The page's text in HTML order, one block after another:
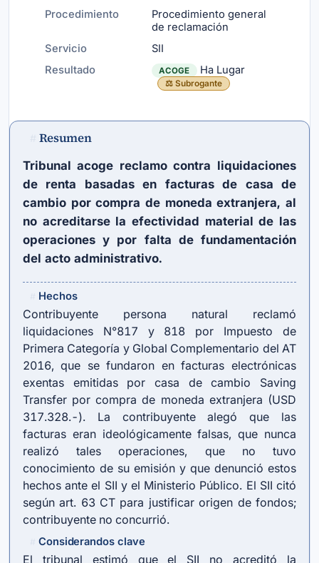
Procedimiento
Procedimiento general
de reclamación
Servicio
SII
Resultado
ACOGE Ha Lugar
⚖️ Subrogante
Resumen
Tribunal acoge reclamo contra liquidaciones
de renta basadas en facturas de casa de
cambio por compra de moneda extranjera, al
no acreditarse la efectividad material de las
operaciones y por falta de fundamentación
del acto administrativo.
Hechos
Contribuyente persona natural reclamó
liquidaciones N°817 y 818 por Impuesto de
Primera Categoría y Global Complementario del AT
2016, que se fundaron en facturas electrónicas
exentas emitidas por casa de cambio Saving
Transfer por compra de moneda extranjera (USD
317.328.-). La contribuyente alegó que las
facturas eran ideológicamente falsas, que nunca
realizó tales operaciones, que no tuvo
conocimiento de su emisión y que denunció estos
hechos ante el SII y el Ministerio Público. El SII citó
segúnart. 63 CT para justificar origen de fondos;
contribuyente no concurrió.
Considerandos clave
El tribunal estimó que el SII no acreditó la